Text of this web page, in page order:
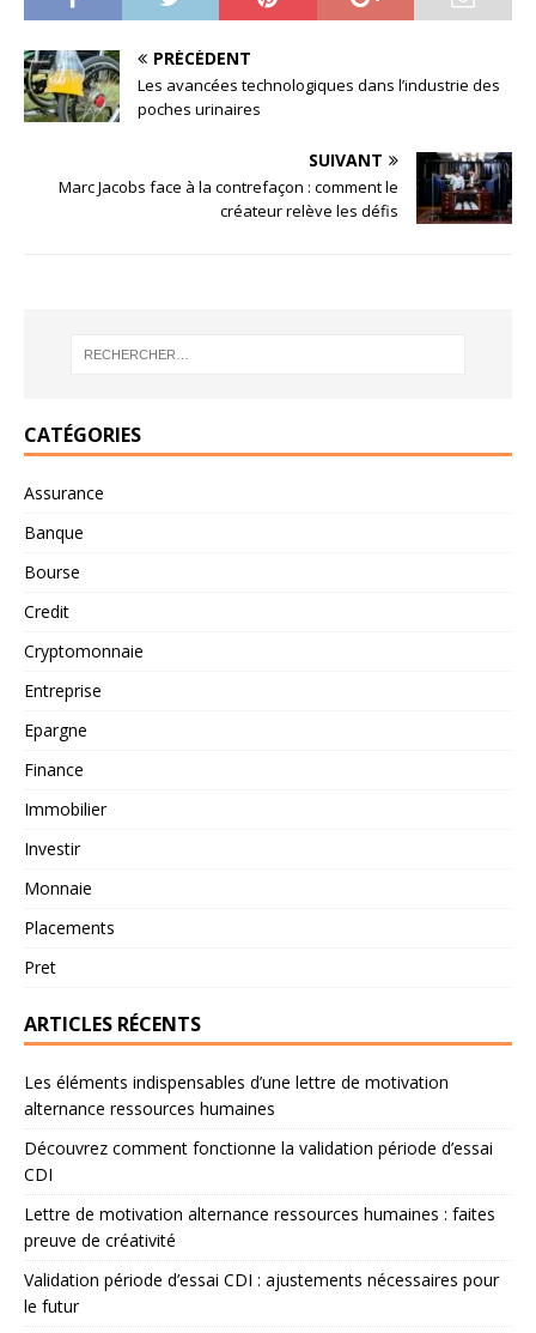
PRÉCÉDENT
Les avancées technologiques dans l’industrie des
poches urinaires
SUIVANT
Marc Jacobs face à la contrefaçon : comment le
créateur relève les défis
CATÉGORIES
Assurance
Banque
Bourse
Credit
Cryptomonnaie
Entreprise
Epargne
Finance
Immobilier
Investir
Monnaie
Placements
Pret
ARTICLES RÉCENTS
Les éléments indispensables d’une lettre de motivation
alternance ressources humaines
Découvrez comment fonctionne la validation période d’essai
CDI
Lettre de motivation alternance ressources humaines : faites
preuve de créativité
Validation période d’essai CDI : ajustements nécessaires pour
le futur